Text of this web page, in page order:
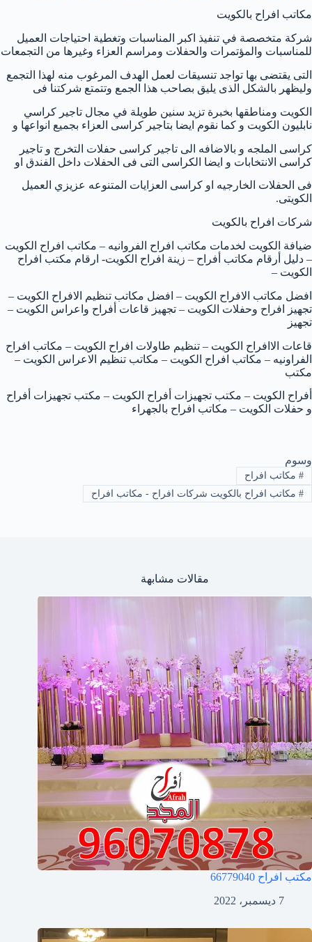
مكاتب افراح بالكويت
شركة متخصصة في تنفيذ اكبر المناسبات وتغطية احتياجات العميل
للمناسبات والمؤتمرات والحفلات ومراسم العزاء وغيرها من التجمعات
التى يقتضى بها تواجد تنسيقات لعمل الهدف المرغوب منه لهذا التجمع
وليظهر بالشكل الذى يليق بصاحب هذا الجمع وتتمتع شركتنا فى
الكويت ومناطقها بخبرة تزيد سنين طويلة في مجال تاجير كراسي
نابليون الكويت و كما نقوم ايضا بتاجير كراسى العزاء بجميع انواعها و
كراسى الملجه و بالاضافه الى تاجير كراسى حفلات التخرج و تاجير
كراسى الانتخابات و ايضا الكراسى التى فى الحفلات داخل الفندق او
فى الحفلات الخارجيه او كراسى العزايات المتنوعه عزيزي العميل
الكويتى.
شركات افراح بالكويت
ضيافة الكويت لخدمات مكاتب افراح الفروانيه – مكاتب افراح الكويت
– دليل أرقام مكاتب أفراح – زينة افراح الكويت- ارقام مكتب افراح
الكويت –
افضل مكاتب الافراح الكويت – افضل مكاتب تنظيم الافراح الكويت –
تجهيز افراح وحفلات الكويت – تجهيز قاعات أفراح واعراس الكويت –
تجهيز
قاعات الاافراح الكويت – تنظيم طاولات افراح الكويت – مكاتب افراح
الفراونيه – مكاتب افراح الكويت – مكاتب تنظيم الاعراس الكويت –
مكتب
أفراح الكويت – مكتب تجهيزات أفراح الكويت – مكتب تجهيزات أفراح
و حفلات الكويت – مكاتب افراح بالجهراء
وسوم
#مكاتب افراح
#مكاتب افراح بالكويت شركات افراح - مكاتب افراح
مقالات مشابهة
مكتب افراح 66779040
7 ديسمبر، 2022